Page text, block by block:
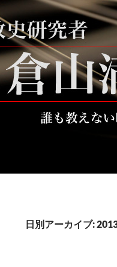
日別アーカイブ: